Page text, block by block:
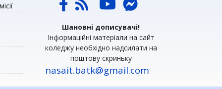
Шановні дописувачі!
Інформаційні матеріали на сайт
коледжу необхідно надсилати на
поштову скриньку
nasait.batk@gmail.com